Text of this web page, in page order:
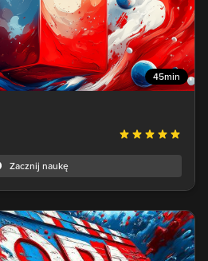
45min
Zacznij naukę